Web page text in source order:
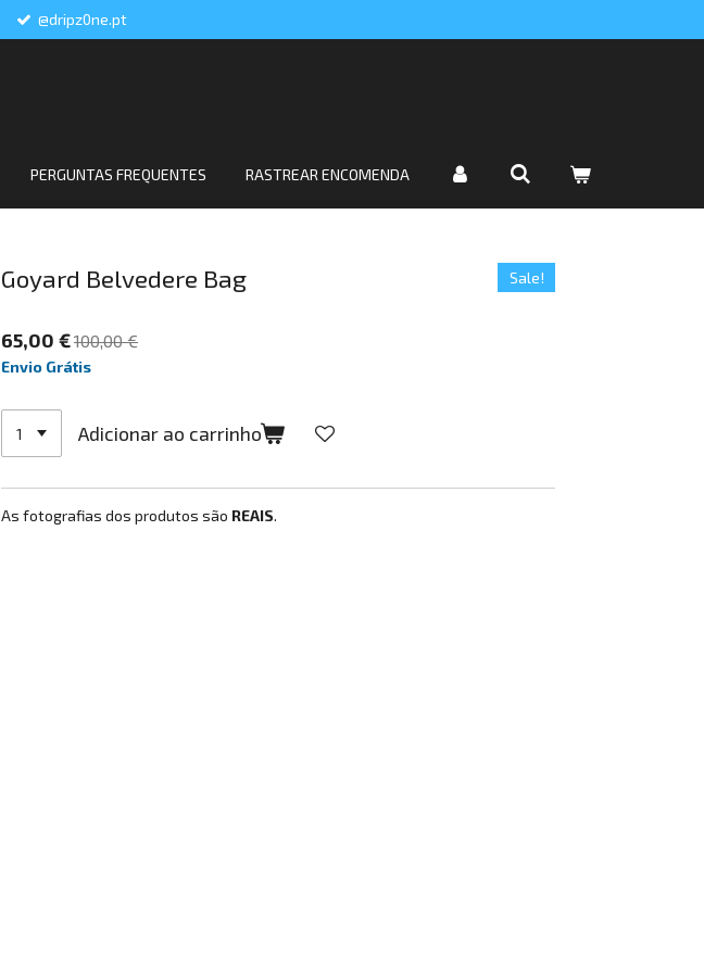
@dripz0ne.pt
PERGUNTAS FREQUENTES RASTREAR ENCOMENDA
Goyard Belvedere Bag Sale!
65,00 €100,00 €
Envio Grátis
Adicionar ao carrinho
As fotografias dos produtos são REAIS.